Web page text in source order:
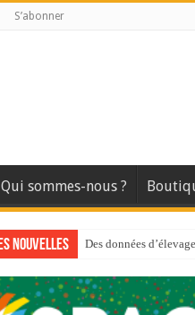
S’abonner
Qui sommes-nous ?
nouvelles Des données
Au sommaire du